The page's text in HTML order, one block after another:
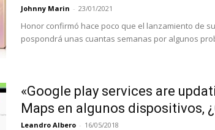
Johnny Marin - 23/01/2021
Honor confirmó hace poco que el lanzamiento de
pospondrá unas cuantas semanas por algunos
«Google play services are
Maps en algunos dispositivos,
Leandro Albero - 16/05/2018